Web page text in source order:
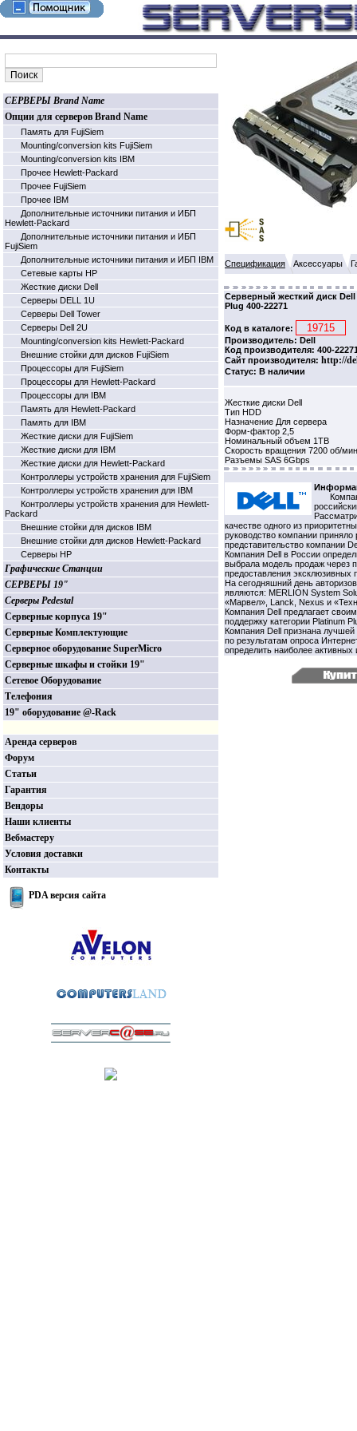
СЕРВЕРЫ Brand Name
Опции для серверов Brand Name
Память для FujiSiem
Mounting/conversion kits FujiSiem
Mounting/conversion kits IBM
Прочее Hewlett-Packard
Прочее FujiSiem
Прочее IBM
Дополнительные источники питания и ИБП
Hewlett-Packard
Дополнительные источники питания и ИБП
FujiSiem
Дополнительные источники питания и ИБП IBM
Cетевые карты HP
Жесткие диски Dell
Серверы DELL 1U
Серверы Dell Tower
Серверы Dell 2U
Mounting/conversion kits Hewlett-Packard
Внешние стойки для дисков FujiSiem
Процессоры для FujiSiem
Процессоры для Hewlett-Packard
Процессоры для IBM
Память для Hewlett-Packard
Память для IBM
Жесткие диски для FujiSiem
Жесткие диски для IBM
Жесткие диски для Hewlett-Packard
Контроллеры устройств хранения для FujiSiem
Контроллеры устройств хранения для IBM
Контроллеры устройств хранения для Hewlett-
Packard
Внешние стойки для дисков IBM
Внешние стойки для дисков Hewlett-Packard
Серверы HP
Графические Станции
СЕРВЕРЫ 19"
Серверы Pedestal
Серверные корпуса 19"
Серверные Комплектующие
Серверное оборудование SuperMicro
Серверные шкафы и стойки 19"
Сетевое Оборудование
Телефония
19" оборудование @-Rack
Аренда серверов
Форум
Статьи
Гарантия
Вендоры
Наши клиенты
Вебмастеру
Условия доставки
Контакты
PDA версия сайта
Спецификация Аксессуары
Серверный жесткий диск Dell
Plug 400-22271
Код в каталоге:
Производитель: Dell
Код производителя: 400-
Сайт производителя: http://
Статус: В наличии
Жесткие диски Dell
Тип HDD
Назначение Для сервера
Форм-фактор 2,5
Номинальный объем 1TB
Скорость вращения 7200 об/мин
Разъемы SAS 6Gbps
качестве одного из
руководство компании
представительство компании
Компания Dell в России
выбрала модель продаж через
предоставления эксклюзивных
На сегодняшний день
являются: MERLION System
«Марвел», Lanck, Nexus и
Компания Dell предлагает
поддержку категории Platinum
Компания Dell признана
по результатам опроса
определить наиболее активных